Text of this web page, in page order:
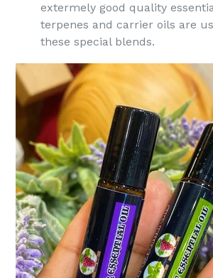
extermely good quality
terpenes and carrier oils are
these special blends.